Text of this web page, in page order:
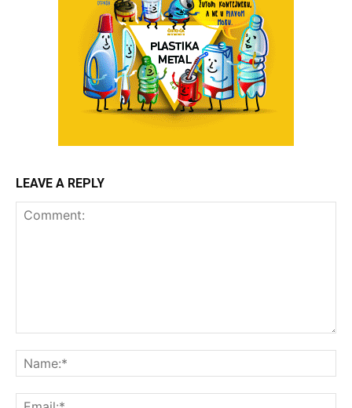
LEAVE A REPLY